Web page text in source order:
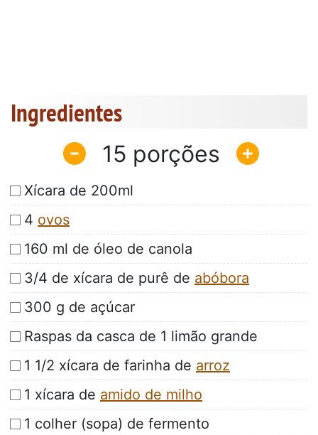
Ingredientes
15
Xícara de 200ml
4 ovos
160 ml de óleo de canola
3/4 de xícara de purê de abóbora
300 g de açúcar
Raspas da casca de 1 limão grande
1 1/2 xícara de farinha de arroz
1 xícara de amido de milho
1 colher (sopa) de fermento